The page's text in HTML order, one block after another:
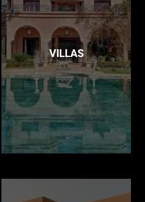
VILLAS